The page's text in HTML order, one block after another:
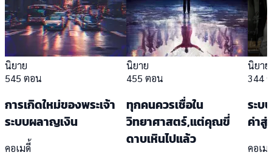
นิยาย
545 ตอน
การเกิดใหม่ของพระเจ้า
ระบบผลาญเงิน
คอเมดี้
นิยาย
455 ตอน
ทุกคนควรเชื่อใน
วิทยาศาสตร์,แต่คุณขี่
ดาบเหินไปแล้ว
นิยาย
344
ระบ
ค่าสู่
คอเม